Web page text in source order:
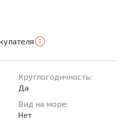
Круглогодичность:
Да
Вид на море:
Нет